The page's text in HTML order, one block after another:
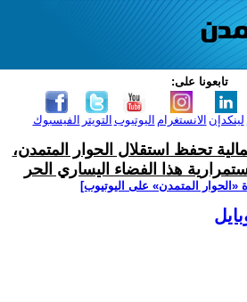
تابعونا على:
الفيسبوك التويتر اليوتيوب الانستغرام لينكدإن
تحفظ استقلال الحوار المتمدن،
هذا الفضاء اليساري الحر
‫«الحوار المتمدن» على اليوتيوب]